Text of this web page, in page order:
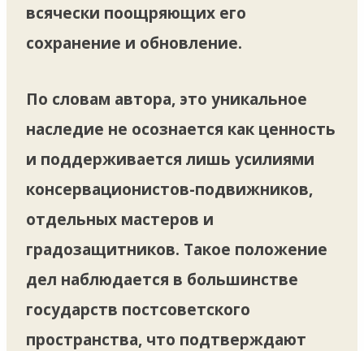
всячески поощряющих его
сохранение и обновление.
По словам автора, это уникальное
наследие не осознается как ценность
и поддерживается лишь усилиями
консервационистов-подвижников,
отдельных мастеров и
градозащитников. Такое положение
дел наблюдается в большинстве
государств постсоветского
пространства, что подтверждают